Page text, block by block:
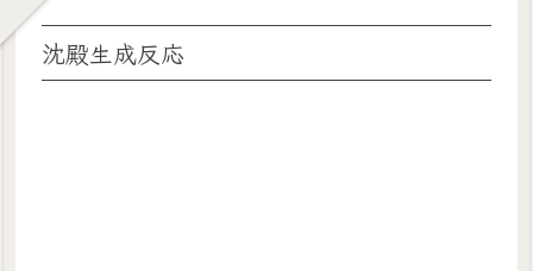
沈殿生成反応